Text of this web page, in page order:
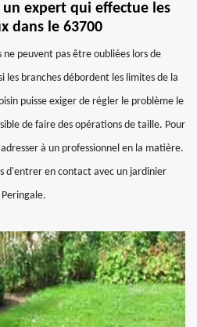
expert qui effectue les
dans le 63700
ne peuvent pas être oubliées lors de
les branches débordent les limites de la
puisse exiger de régler le problème le
de faire des opérations de taille. Pour
à un professionnel en la matière.
d'entrer en contact avec un jardinier